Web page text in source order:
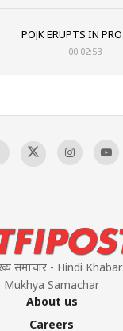
POJK ERUPTS IN
00:02:53
Sagar
समाचार - Hindi
Mukhya Samachar
About us
Careers